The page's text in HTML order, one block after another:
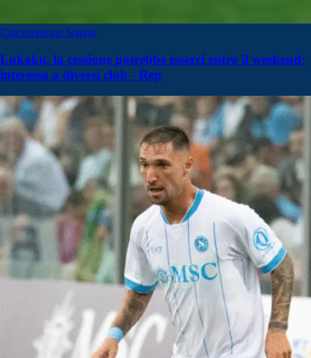
Calciomercato Napoli
Lukaku, la cessione potrebbe esserci entro il weekend:
interessa a diversi club - Rep